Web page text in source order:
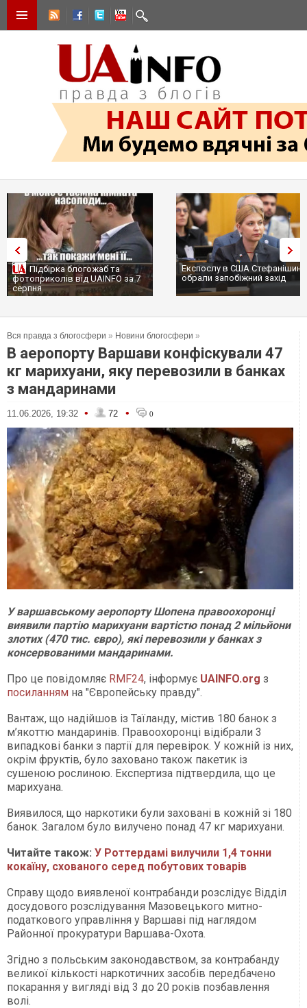
Підбірка блогожаб та
фотоприколів від UAINFO за 7
серпня
Експослу в США
обрали запобіжний захід
Вся правда з блогосфери » Новини блогосфери »
В аеропорту Варшави конфіскували 47
кг марихуани, яку перевозили в банках
з мандаринами
11.06.2026, 19:32 • 72 • 0
У варшавському аеропорту Шопена правоохоронці
виявили партію марихуани вартістю понад 2 мільйони
злотих (470 тис. євро), які перевозили у банках з
консервованими мандаринами.
Про це повідомляє RMF24, інформує UAINFO.org з
посиланням на "Європейську правду".
Вантаж, що надійшов із Таїланду, містив 180 банок з
м’якоттю мандаринів. Правоохоронці відібрали 3
випадкові банки з партії для перевірок. У кожній із них,
окрім фруктів, було заховано також пакетик із
сушеною рослиною. Експертиза підтвердила, що це
марихуана.
Виявилося, що наркотики були заховані в кожній зі 180
банок. Загалом було вилучено понад 47 кг марихуани.
Читайте також: У Роттердамі вилучили 1,4 тонни
кокаїну, схованого серед побутових товарів
Справу щодо виявленої контрабанди розслідує Відділ
досудового розслідування Мазовецького митно-
податкового управління у Варшаві під наглядом
Районної прокуратури Варшава-Охота.
Згідно з польським законодавством, за контрабанду
великої кількості наркотичних засобів передбачено
покарання у вигляді від 3 до 20 років позбавлення
волі.